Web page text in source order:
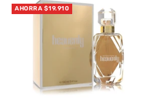
AHORRA $19.910